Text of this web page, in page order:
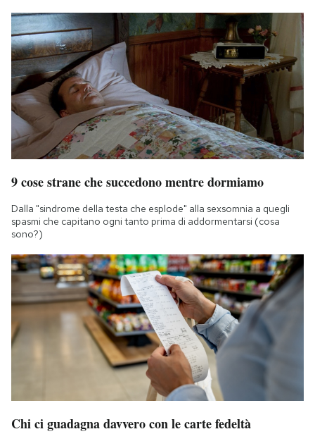
9 cose strane che succedono mentre dormiamo
Dalla "sindrome della testa che esplode" alla sexsomnia a quegli
spasmi che capitano ogni tanto prima di addormentarsi (cosa
sono?)
Chi ci guadagna davvero con le carte fedeltà